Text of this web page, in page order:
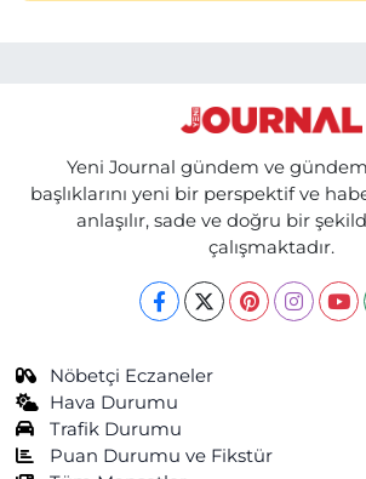
Yeni Journal gündem ve
başlıklarını yeni bir perspektif ve
anlaşılır, sade ve doğru bir
çalışmaktadır.
Nöbetçi Eczaneler
Hava Durumu
Trafik Durumu
Puan Durumu ve Fikstür